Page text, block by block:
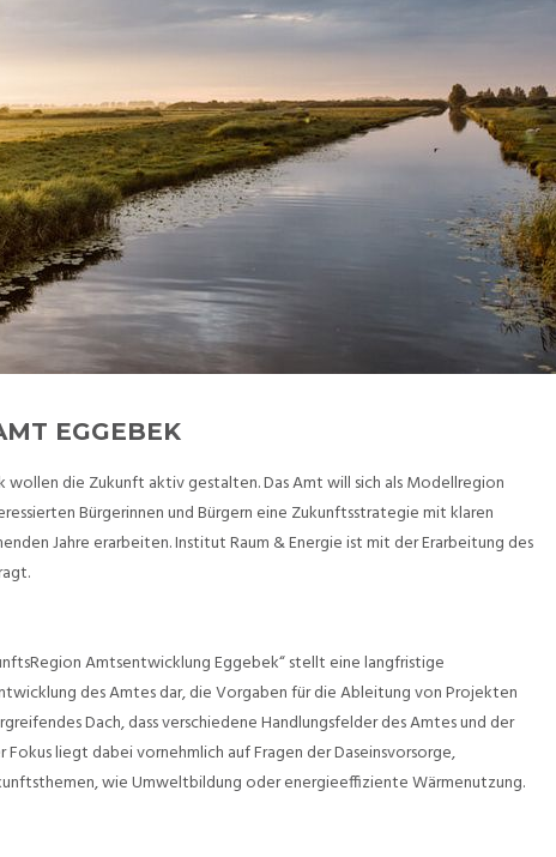
EGGEBEK
die Zukunft aktiv gestalten. Das Amt will sich als Modellregion
Bürgerinnen und Bürgern eine Zukunftsstrategie mit klaren
Jahre erarbeiten. Institut Raum & Energie ist mit der Erarbeitung des
Amtsentwicklung Eggebek“ stellt eine langfristige
des Amtes dar, die Vorgaben für die Ableitung von Projekten
Dach, dass verschiedene Handlungsfelder des Amtes und der
liegt dabei vornehmlich auf Fragen der Daseinsvorsorge,
wie Umweltbildung oder energieeffiziente Wärmenutzung.